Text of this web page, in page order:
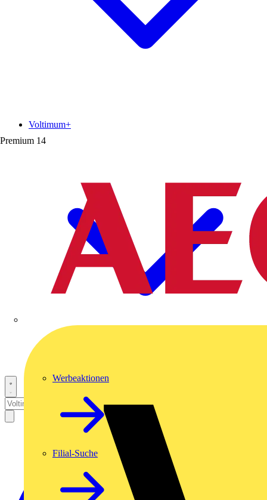
Premium 14
Voltimum+
Werbeaktionen
Filial-Suche